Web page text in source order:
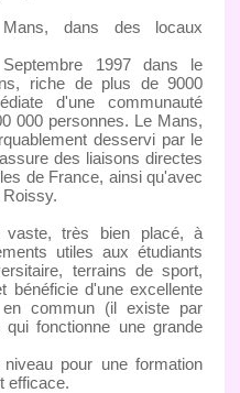
dans des locaux
1997 dans le
riche de plus de 9000
d'une communauté
000 personnes. Le Mans,
desservi par le
des liaisons directes
de France, ainsi qu'avec
très bien placé, à
utiles aux étudiants
terrains de sport,
bénéficie d'une excellente
commun (il existe par
fonctionne une grande
pour une formation
efficace.